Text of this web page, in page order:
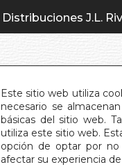
Este sitio web utiliza
necesario se
básicas del sitio web.
utiliza este sitio web.
opción de optar por no
afectar su experiencia
Distribuciones J.L.